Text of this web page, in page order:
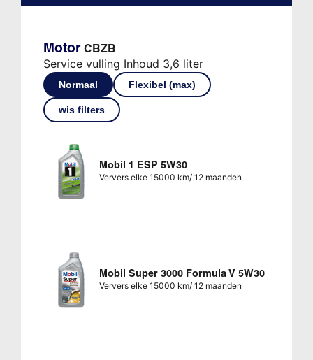
Motor CBZB
Service vulling Inhoud 3,6 liter
Normaal Flexibel (max)
wis filters
Mobil 1 ESP 5W30
Ververs elke 15000 km/ 12 maanden
Mobil Super 3000 Formula V 5W30
Ververs elke 15000 km/ 12 maanden